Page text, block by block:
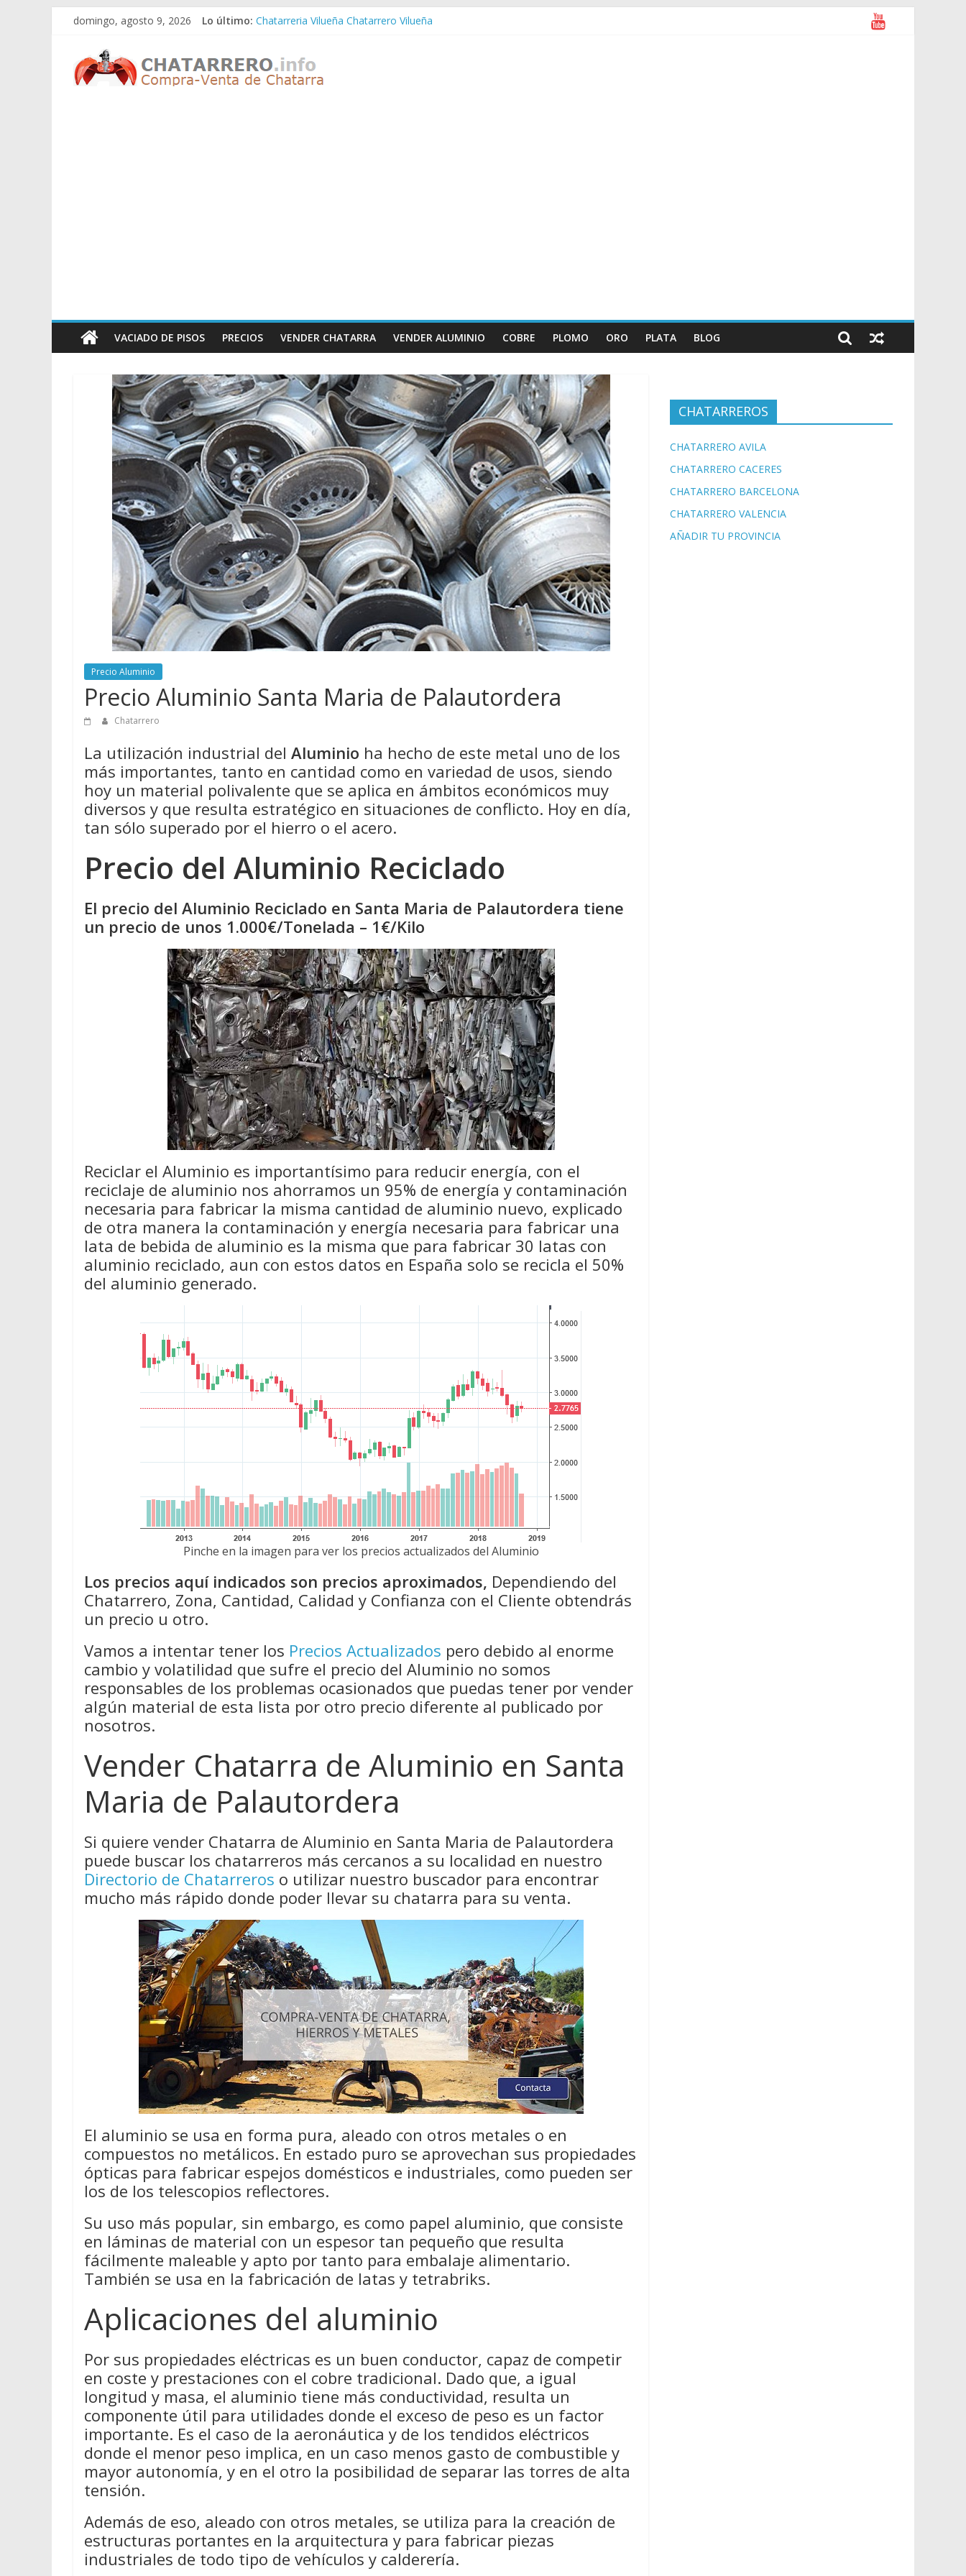
Saltar
contenido
domingo, agosto 9, 2026 Lo último: Chatarreria Vilueña Chatarrero Vilueña
Chatarreria Zaida Chatarrero Zaida
Chatarreria Vistabella Chatarrero Vistabella
Chatarreros
vender
ChatarraVACIADO DE PISOS PRECIOS VENDER CHATARRA VENDER ALUMINIO COBRE PLOMO ORO PLATA BLOG
Precio Aluminio
Precio Aluminio Santa Maria de Palautordera
Chatarrero
La utilización industrial del Aluminio ha hecho de este metal uno de los
más importantes, tanto en cantidad como en variedad de usos, siendo
hoy un material polivalente que se aplica en ámbitos económicos muy
diversos y que resulta estratégico en situaciones de conflicto. Hoy en día,
tan sólo superado por el hierro o el acero.
Precio del Aluminio Reciclado
El precio del Aluminio Reciclado en Santa Maria de Palautordera tiene
un precio de unos 1.000€/Tonelada – 1€/Kilo
Reciclar el Aluminio es importantísimo para reducir energía, con el
reciclaje de aluminio nos ahorramos un 95% de energía y contaminación
necesaria para fabricar la misma cantidad de aluminio nuevo, explicado
de otra manera la contaminación y energía necesaria para fabricar una
lata de bebida de aluminio es la misma que para fabricar 30 latas con
aluminio reciclado, aun con estos datos en España solo se recicla el 50%
del aluminio generado.
Pinche en la imagen para ver los precios actualizados del Aluminio
Los precios aquí indicados son precios aproximados, Dependiendo del
Chatarrero, Zona, Cantidad, Calidad y Confianza con el Cliente obtendrás
un precio u otro.
Vamos a intentar tener los Precios Actualizados pero debido al enorme
cambio y volatilidad que sufre el precio del Aluminio no somos
responsables de los problemas ocasionados que puedas tener por vender
algún material de esta lista por otro precio diferente al publicado por
nosotros.
Vender Chatarra de Aluminio en Santa
Maria de Palautordera
Si quiere vender Chatarra de Aluminio en Santa Maria de Palautordera
puede buscar los chatarreros más cercanos a su localidad en nuestro
Directorio de Chatarreros o utilizar nuestro buscador para encontrar
mucho más rápido donde poder llevar su chatarra para su venta.
El aluminio se usa en forma pura, aleado con otros metales o en
compuestos no metálicos. En estado puro se aprovechan sus propiedades
ópticas para fabricar espejos domésticos e industriales, como pueden ser
los de los telescopios reflectores.
Su uso más popular, sin embargo, es como papel aluminio, que consiste
en láminas de material con un espesor tan pequeño que resulta
fácilmente maleable y apto por tanto para embalaje alimentario.
También se usa en la fabricación de latas y tetrabriks.
Aplicaciones del aluminio
Por sus propiedades eléctricas es un buen conductor, capaz de competir
en coste y prestaciones con el cobre tradicional. Dado que, a igual
longitud y masa, el aluminio tiene más conductividad, resulta un
componente útil para utilidades donde el exceso de peso es un factor
importante. Es el caso de la aeronáutica y de los tendidos eléctricos
donde el menor peso implica, en un caso menos gasto de combustible y
mayor autonomía, y en el otro la posibilidad de separar las torres de alta
tensión.
Además de eso, aleado con otros metales, se utiliza para la creación de
estructuras portantes en la arquitectura y para fabricar piezas
industriales de todo tipo de vehículos y calderería.
CHATARREROS
CHATARRERO AVILA
CHATARRERO CACERES
CHATARRERO BARCELONA
CHATARRERO VALENCIA
AÑADIR TU PROVINCIA